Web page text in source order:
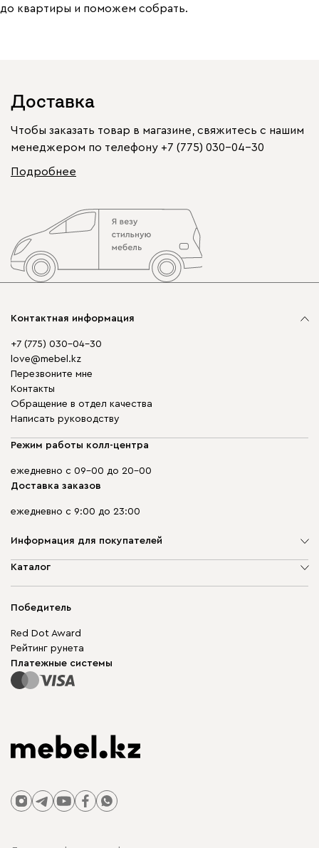
до квартиры и поможем собрать.
Доставка
Чтобы заказать товар в магазине, свяжитесь с нашим
менеджером по телефону +7 (775) 030-04-30
Подробнее
Контактная информация
+7 (775) 030-04-30
love@mebel.kz
Перезвоните мне
Контакты
Обращение в отдел качества
Написать руководству
Режим работы колл-центра
ежедневно с 09-00 до 20-00
Доставка заказов
ежедневно с 9:00 до 23:00
Информация для покупателей
О компании
Гарантия
Для бизнеса
Карта сайта
Каталог
Корпусная мебель
Модульная мебель
Столы и стулья
Победитель
Red Dot Award
Рейтинг рунета
Платежные системы